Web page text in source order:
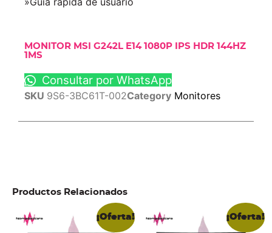
MONITOR MSI G242L E14 1080P IPS HDR 144HZ
1MS
Consultar por WhatsApp
SKU 9S6-3BC61T-002Category Monitores
Productos Relacionados
¡Oferta! ¡Oferta!